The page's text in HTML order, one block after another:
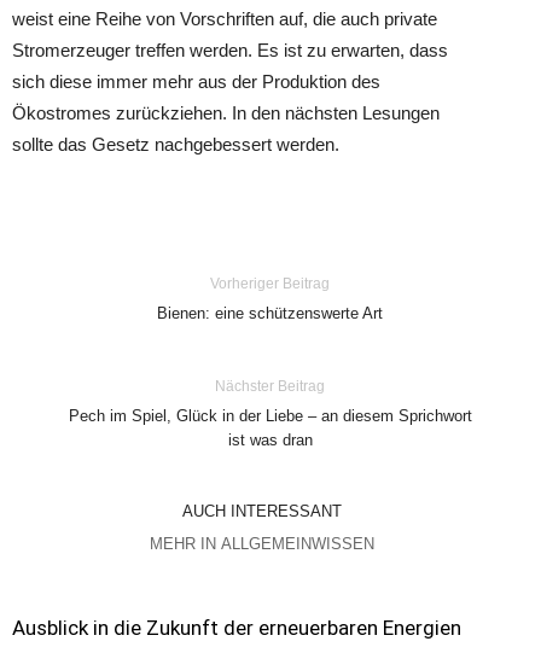
weist eine Reihe von Vorschriften auf, die auch private
Stromerzeuger treffen werden. Es ist zu erwarten, dass
sich diese immer mehr aus der Produktion des
Ökostromes zurückziehen. In den nächsten Lesungen
sollte das Gesetz nachgebessert werden.
Vorheriger Beitrag
Bienen: eine schützenswerte Art
Nächster Beitrag
Pech im Spiel, Glück in der Liebe – an diesem Sprichwort
ist was dran
AUCH INTERESSANT
MEHR IN ALLGEMEINWISSEN
Ausblick in die Zukunft der erneuerbaren Energien